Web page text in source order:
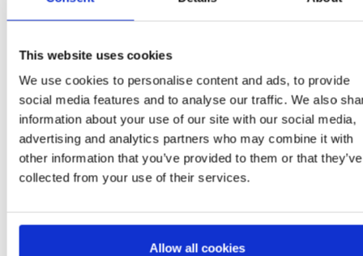
This website uses cookies
We use cookies to personalise content and ads, to provide
social media features and to analyse our traffic. We also
information about your use of our site with our social media,
advertising and analytics partners who may combine it with
other information that you’ve provided to them or that they’ve
collected from your use of their services.
Allow all cookies
Más artículos PRINCESS